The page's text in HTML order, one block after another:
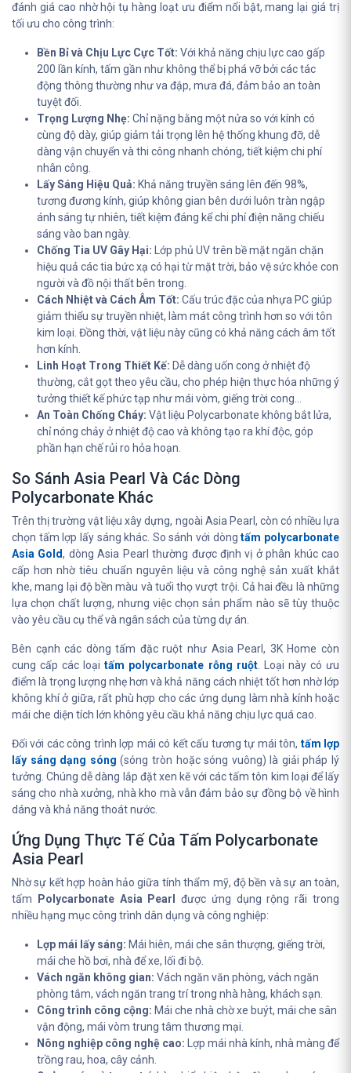
đánh giá cao nhờ hội tụ hàng loạt ưu điểm nổi bật, mang lại giá trị
tối ưu cho công trình:
Bền Bỉ và Chịu Lực Cực Tốt: Với khả năng chịu lực cao gấp
200 lần kính, tấm gần như không thể bị phá vỡ bởi các tác
động thông thường như va đập, mưa đá, đảm bảo an toàn
tuyệt đối.
Trọng Lượng Nhẹ: Chỉ nặng bằng một nửa so với kính có
cùng độ dày, giúp giảm tải trọng lên hệ thống khung đỡ, dễ
dàng vận chuyển và thi công nhanh chóng, tiết kiệm chi phí
nhân công.
Lấy Sáng Hiệu Quả: Khả năng truyền sáng lên đến 98%,
tương đương kính, giúp không gian bên dưới luôn tràn ngập
ánh sáng tự nhiên, tiết kiệm đáng kể chi phí điện năng chiếu
sáng vào ban ngày.
Chống Tia UV Gây Hại: Lớp phủ UV trên bề mặt ngăn chặn
hiệu quả các tia bức xạ có hại từ mặt trời, bảo vệ sức khỏe con
người và đồ nội thất bên trong.
Cách Nhiệt và Cách Âm Tốt: Cấu trúc đặc của nhựa PC giúp
giảm thiểu sự truyền nhiệt, làm mát công trình hơn so với tôn
kim loại. Đồng thời, vật liệu này cũng có khả năng cách âm tốt
hơn kính.
Linh Hoạt Trong Thiết Kế: Dễ dàng uốn cong ở nhiệt độ
thường, cắt gọt theo yêu cầu, cho phép hiện thực hóa những ý
tưởng thiết kế phức tạp như mái vòm, giếng trời cong...
An Toàn Chống Cháy: Vật liệu Polycarbonate không bắt lửa,
chỉ nóng chảy ở nhiệt độ cao và không tạo ra khí độc, góp
phần hạn chế rủi ro hỏa hoạn.
So Sánh Asia Pearl Và Các Dòng
Polycarbonate Khác
Trên thị trường vật liệu xây dựng, ngoài Asia Pearl, còn có nhiều lựa
chọn tấm lợp lấy sáng khác. So sánh với dòngtấm polycarbonate
Asia Gold, dòng Asia Pearl thường được định vị ở phân khúc cao
cấp hơn nhờ tiêu chuẩn nguyên liệu và công nghệ sản xuất khắt
khe, mang lại độ bền màu và tuổi thọ vượt trội. Cả hai đều là những
lựa chọn chất lượng, nhưng việc chọn sản phẩm nào sẽ tùy thuộc
vào yêu cầu cụ thể và ngân sách của từng dự án.
Bên cạnh các dòng tấm đặc ruột như Asia Pearl, 3K Home còn
cung cấp các loạitấm polycarbonate rỗng ruột. Loại này có ưu
điểm là trọng lượng nhẹ hơn và khả năng cách nhiệt tốt hơn nhờ lớp
không khí ở giữa, rất phù hợp cho các ứng dụng làm nhà kính hoặc
mái che diện tích lớn không yêu cầu khả năng chịu lực quá cao.
Đối với các công trình lợp mái có kết cấu tương tự mái tôn, tấm lợp
lấy sáng dạng sóng (sóng tròn hoặc sóng vuông) là giải pháp lý
tưởng. Chúng dễ dàng lắp đặt xen kẽ với các tấm tôn kim loại để lấy
sáng cho nhà xưởng, nhà kho mà vẫn đảm bảo sự đồng bộ về hình
dáng và khả năng thoát nước.
Ứng Dụng Thực Tế Của Tấm Polycarbonate
Asia Pearl
Nhờ sự kết hợp hoàn hảo giữa tính thẩm mỹ, độ bền và sự an toàn,
tấm
Polycarbonate Asia Pearl
được ứng dụng rộng rãi trong
nhiều hạng mục công trình dân dụng và công nghiệp:
Lợp mái lấy sáng: Mái hiên, mái che sân thượng, giếng trời,
mái che hồ bơi, nhà để xe, lối đi bộ.
Vách ngăn không gian: Vách ngăn văn phòng, vách ngăn
phòng tắm, vách ngăn trang trí trong nhà hàng, khách sạn.
Công trình công cộng: Mái che nhà chờ xe buýt, mái che sân
vận động, mái vòm trung tâm thương mại.
Nông nghiệp công nghệ cao: Lợp mái nhà kính, nhà màng để
trồng rau, hoa, cây cảnh.